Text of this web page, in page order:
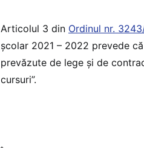
Articolul 3 din Ordinul nr.
şcolar 2021 – 2022 prevede
prevăzute de lege şi de
cursuri”.